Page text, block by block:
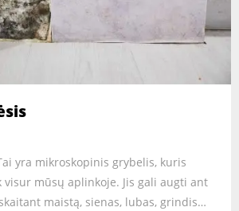
yra mikroskopinis grybelis, kuris
visur mūsų aplinkoje. Jis gali augti ant
maistą, sienas, lubas, grindis…